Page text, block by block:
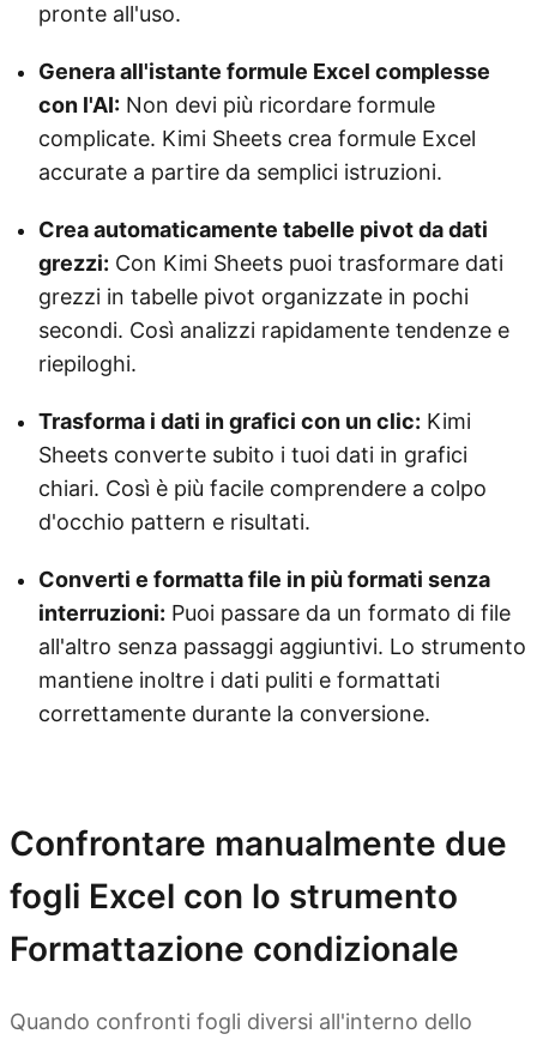
pronte all'uso.
Genera all'istante formule Excel complesse
con l'AI: Non devi più ricordare formule
complicate. Kimi Sheets crea formule Excel
accurate a partire da semplici istruzioni.
Crea automaticamente tabelle pivot da dati
grezzi: Con Kimi Sheets puoi trasformare dati
grezzi in tabelle pivot organizzate in pochi
secondi. Così analizzi rapidamente tendenze e
riepiloghi.
Trasforma i dati in grafici con un clic: Kimi
Sheets converte subito i tuoi dati in grafici
chiari. Così è più facile comprendere a colpo
d'occhio pattern e risultati.
Converti e formatta file in più formati senza
interruzioni: Puoi passare da un formato di file
all'altro senza passaggi aggiuntivi. Lo strumento
mantiene inoltre i dati puliti e formattati
correttamente durante la conversione.
Confrontare manualmente due
fogli Excel con lo strumento
Formattazione condizionale
Quando confronti fogli diversi all'interno dello